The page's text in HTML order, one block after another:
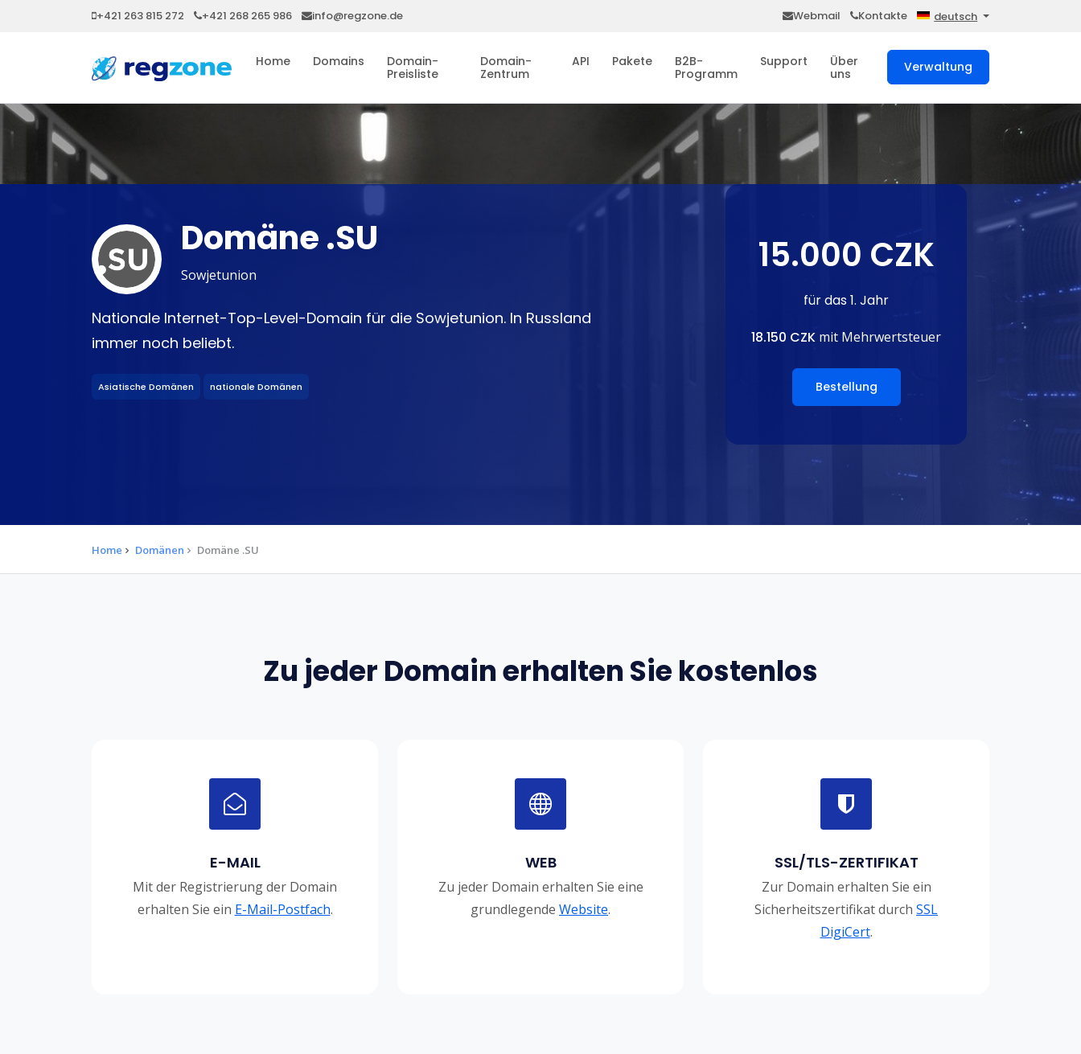
+421 263 815 272 +421 268 265 986 info@regzone.de Webmail Kontakte deutsch
Home Domains
Domain-
Preisliste
Domain-
Zentrum
API Pakete
B2B-
Programm
Support
Über
uns
Verwaltung
Domäne .SU
Sowjetunion
Nationale Internet-Top-Level-Domain für die Sowjetunion. In Russland
immer noch beliebt.
Asiatische Domänen nationale Domänen
15.000 CZK
für das 1. Jahr
18.150 CZK mit Mehrwertsteuer
Bestellung
Home Domänen Domäne .SU
Zu jeder Domain erhalten Sie kostenlos
E-MAIL
Mit der Registrierung der Domain
erhalten Sie ein E-Mail-Postfach.
WEB
Zu jeder Domain erhalten Sie eine
grundlegende Website.
SSL/TLS-ZERTIFIKAT
Zur Domain erhalten Sie ein
Sicherheitszertifikat durch SSL
DigiCert.